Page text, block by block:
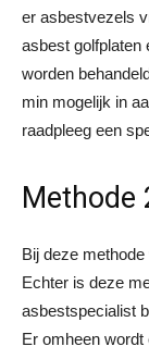
er asbestvezels
asbest golfplaten
worden
min mogelijk in
raadpleeg een
Methode
Bij deze
Echter is deze
asbestspecialist
Er omheen